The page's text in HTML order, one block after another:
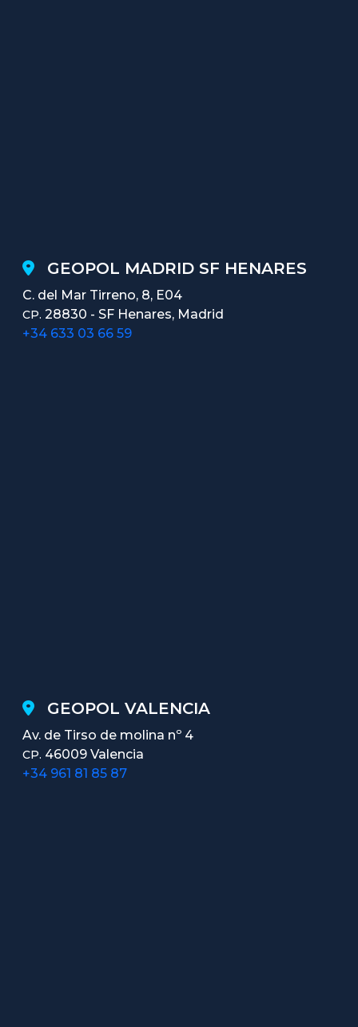
GEOPOL MADRID SF HENARES
C. del Mar Tirreno, 8, E04
CP. 28830 - SF Henares, Madrid
+34 633 03 66 59
GEOPOL VALENCIA
Av. de Tirso de molina nº 4
CP. 46009 Valencia
+34 961 81 85 87